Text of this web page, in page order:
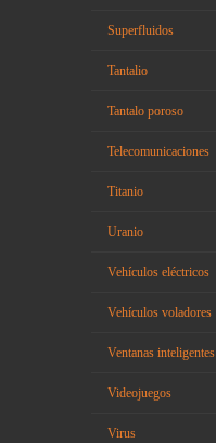
Superfluidos
Tantalio
Tantalo poroso
Telecomunicaciones
Titanio
Uranio
Vehículos eléctricos
Vehículos voladores
Ventanas inteligentes
Videojuegos
Virus